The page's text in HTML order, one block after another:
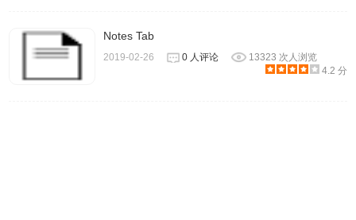
Notes Tab
2019-02-26 0 人评论
13323 次人浏览
4.2 分